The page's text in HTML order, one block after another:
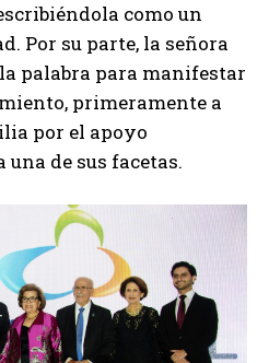
como un
Por su parte, la señora
palabra para manifestar
primeramente a
por el apoyo
de sus facetas.